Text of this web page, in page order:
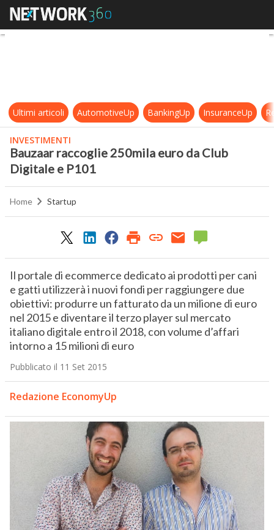
Bauzaar raccoglie 250mila euro
Ultimi articoli AutomotiveUp BankingUp InsuranceUp
INVESTIMENTI
Bauzaar raccoglie 250mila euro da Club
Digitale e P101
Home Startup
Il portale di ecommerce dedicato ai prodotti per cani
e gatti utilizzerà i nuovi fondi per raggiungere due
obiettivi: produrre un fatturato da un milione di euro
nel 2015 e diventare il terzo player sul mercato
italiano digitale entro il 2018, con volume d’affari
intorno a 15 milioni di euro
Pubblicato il 11 Set 2015
Redazione EconomyUp